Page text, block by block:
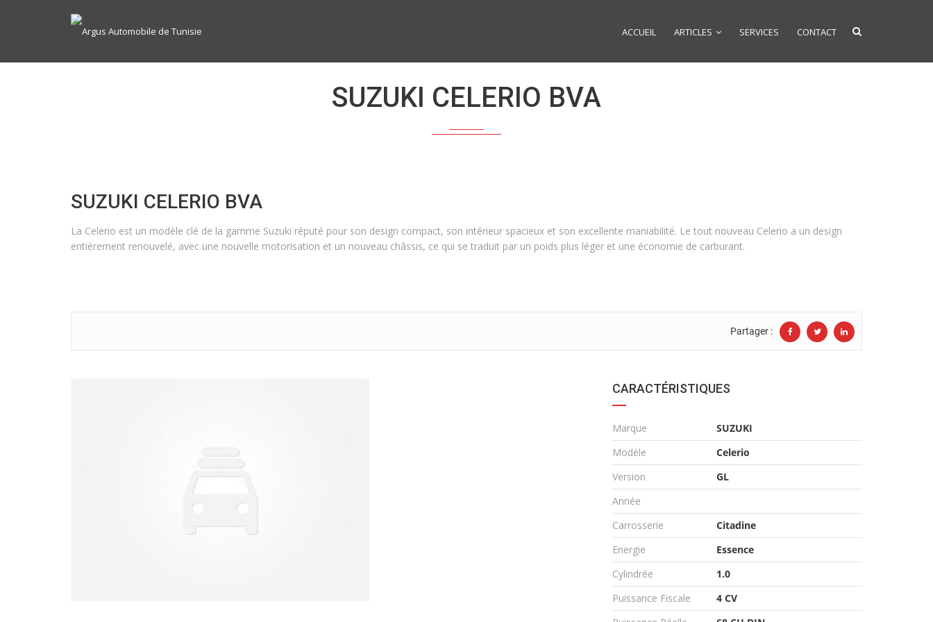
ACCUEIL ARTICLES SERVICES CONTACT
SUZUKI CELERIO BVA
SUZUKI CELERIO BVA
La Celerio est un modèle clé de la gamme Suzuki réputé pour son design compact, son intérieur spacieux et son excellente maniabilité. Le tout nouveau Celerio a un design
entièrement renouvelé, avec une nouvelle motorisation et un nouveau châssis, ce qui se traduit par un poids plus léger et une économie de carburant.
Partager :
CARACTÉRISTIQUES
Marque
SUZUKI
Modèle
Celerio
Version
GL
Année
Carrosserie
Citadine
Energie
Essence
Cylindrée
1.0
Puissance Fiscale
4 CV